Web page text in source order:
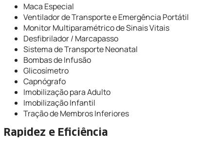
Maca Especial
Ventilador de Transporte e Emergência Portátil
Monitor Multiparamétrico de Sinais Vitais
Desfibrilador / Marcapasso
Sistema de Transporte Neonatal
Bombas de Infusão
Glicosímetro
Capnógrafo
Imobilização para Adulto
Imobilização Infantil
Tração de Membros Inferiores
Rapidez e Eficiência